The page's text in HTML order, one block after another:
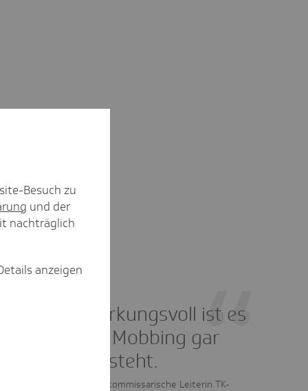
Besonders wirkungsvoll ist es
jedoch, wenn Mobbing gar
nicht erst entsteht.
Sabrina Jacob, kommissarische Leiterin TK-
Besuch zu
und der
nachträglich
anzeigen